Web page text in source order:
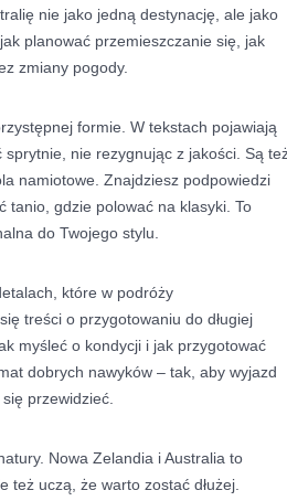
nie jako jedną destynację, ale jako
planować przemieszczanie się, jak
zmiany pogody.
formie. W tekstach pojawiają
nie rezygnując z jakości. Są
namiotowe. Znajdziesz podpowiedzi
tanio, gdzie polować na klasyki. To
do Twojego stylu.
które w podróży
treści o przygotowaniu do długiej
myśleć o kondycji i jak przygotować
dobrych nawyków – tak, aby wyjazd
przewidzieć.
Nowa Zelandia i Australia to
uczą, że warto zostać dłużej.